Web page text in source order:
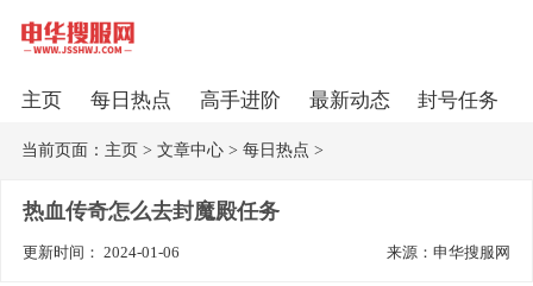
主页 每日热点 高手进阶 最新动态 封号任务
当前页面： 主页> 文章中心> 每日热点 >
热血传奇怎么去封魔殿任务
更新时间： 2024-01-06 来源：申华搜服网